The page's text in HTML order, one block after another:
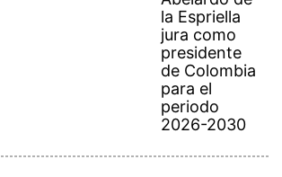
la Espriella
jura como
presidente
de Colombia
para el
periodo
2026-2030